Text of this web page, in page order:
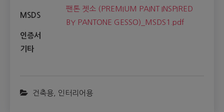
MSDS
팬톤 젯소 (PREMIUM PAINT INSPIRED
BY PANTONE GESSO)_MSDS1.pdf
인증서
기타
건축용 인터리어용